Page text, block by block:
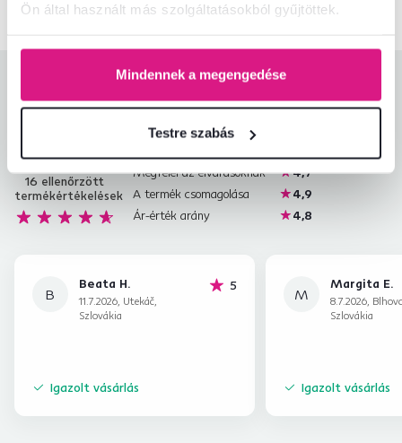
Ön által használt más szolgáltatásokból gyűjtöttek.
Mindennek a megengedése
Testre szabás
16 ellenőrzött
termékértékelések
Könnyű összeszerelés
Megfelel az elvárásoknak
4,7
A termék csomagolása
4,9
Ár-érték arány
4,8
B
Beata H.
11.7.2026, Utekáč,
Szlovákia
5hviezdičiek
Igazolt vásárlás
M
Margita E.
8.7.2026,
Szlovákia
Igazolt vásárlás